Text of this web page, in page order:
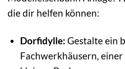
die dir helfen können:
Dorfidylle: Gestalte ein
Fachwerkhäusern,